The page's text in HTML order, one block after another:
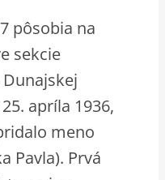
pôsobia na
sekcie
apríla 1936,
meno
Pavla). Prvá